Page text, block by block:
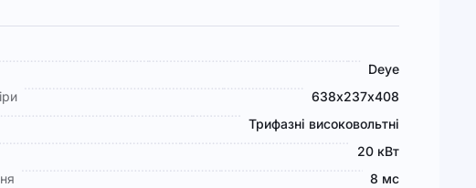
Deye
638х237х408
Трифазні високовольтні
20 кВт
8 мс